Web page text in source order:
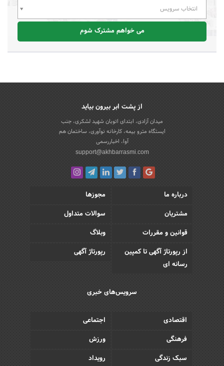
انتخاب سرویس
می خواهم مشترک شوم
از پشت ابر بیرون بیاید
میدان آزادی، ابتدای اتوبان شهید لشکری، جنب
ایستگاه مترو بیمه، کارخانه نوآوری، ساختمان هم
آوا، اخباررسمی
support@akhbarrasmi.com
درباره ما
مجوزها
مشتریان
سوالات متداول
قوانین و مقررات
وبلاگ
از رپورتاژ آگهی تا کمپین
رسانه ای
رپورتاژ آگهی
سرویس‌های خبری
اقتصادی
اجتماعی
فرهنگی
ورزش
سبک زندگی
رویداد